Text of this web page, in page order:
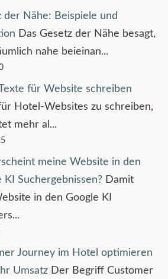
der Nähe: Beispiele und
Das Gesetz der Nähe besagt,
nahe beieinan...
für Website schreiben
für Hotel-Websites zu schreiben,
mehr al...
meine Website in den
KI Suchergebnissen? Damit
in den Google KI
Journey im Hotel optimieren
Umsatz Der Begriff Customer